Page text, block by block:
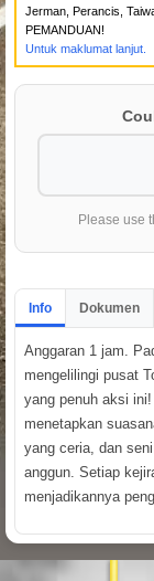
Jerman, Perancis,
PEMANDUAN!
Untuk maklumat lanjut.
Please use
Info Dokumen
Anggaran 1 jam.
mengelilingi pusat
yang penuh aksi
menetapkan
yang ceria, dan
anggun. Setiap
menjadikannya